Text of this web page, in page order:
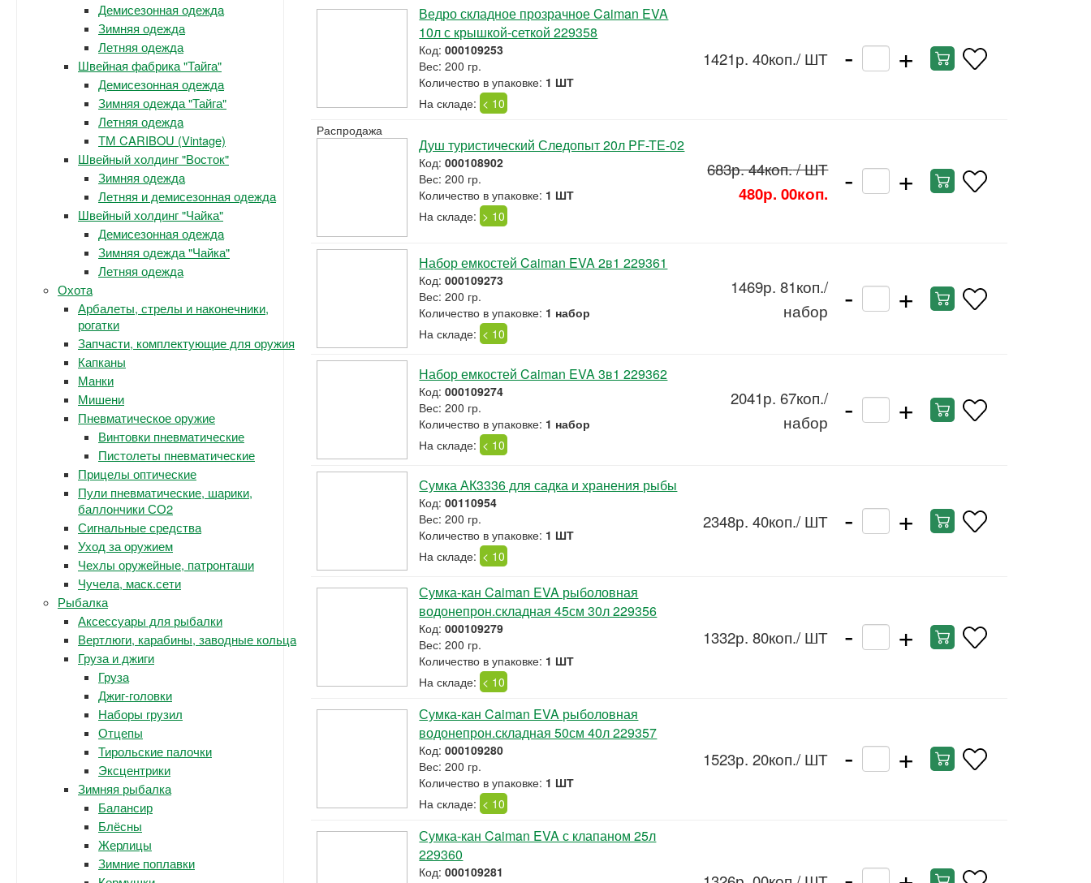
Демисезонная одежда
Зимняя одежда
Летняя одежда
Швейная фабрика "Тайга"
Демисезонная одежда
Зимняя одежда "Тайга"
Летняя одежда
ТМ CARIBOU (Vintage)
Швейный холдинг "Восток"
Зимняя одежда
Летняя и демисезонная одежда
Швейный холдинг "Чайка"
Демисезонная одежда
Зимняя одежда "Чайка"
Летняя одежда
Охота
Арбалеты, стрелы и наконечники,
рогатки
Запчасти, комплектующие для оружия
Капканы
Манки
Мишени
Пневматическое оружие
Винтовки пневматические
Пистолеты пневматические
Прицелы оптические
Пули пневматические, шарики,
баллончики СО2
Сигнальные средства
Уход за оружием
Чехлы оружейные, патронташи
Чучела, маск.сети
Рыбалка
Аксессуары для рыбалки
Вертлюги, карабины, заводные кольца
Груза и джиги
Груза
Джиг-головки
Наборы грузил
Отцепы
Тирольские палочки
Эксцентрики
Зимняя рыбалка
Балансир
Блёсны
Жерлицы
Зимние поплавки
Ведро складное прозрачное Caiman EVA
10л с крышкой-сеткой 229358
Код:000109253
Вес: 200 гр.
Количество в упаковке: 1 ШТ
На складе: < 10
1421р. 40коп./ ШТ - +
Распродажа
Душ туристический Следопыт 20л PF-TE-02
Код:000108902
Вес: 200 гр.
Количество в упаковке: 1 ШТ
На складе: > 10
683р. 44коп./ ШТ
480р. 00коп. - +
Набор емкостей Caiman EVA 2в1 229361
Код:000109273
Вес: 200 гр.
Количество в упаковке: 1 набор
На складе: < 10
1469р. 81коп./
набор
- +
Набор емкостей Caiman EVA 3в1 229362
Код:000109274
Вес: 200 гр.
Количество в упаковке: 1 набор
На складе: < 10
2041р. 67коп./
набор
- +
Сумка АК3336 для садка и хранения рыбы
Код:00110954
Вес: 200 гр.
Количество в упаковке: 1 ШТ
На складе: < 10
2348р. 40коп./ ШТ - +
Сумка-кан Caiman EVA рыболовная
водонепрон.складная 45см 30л 229356
Код:000109279
Вес: 200 гр.
Количество в упаковке: 1 ШТ
На складе: < 10
1332р. 80коп./ ШТ - +
Сумка-кан Caiman EVA рыболовная
водонепрон.складная 50см 40л 229357
Код:000109280
Вес: 200 гр.
Количество в упаковке: 1 ШТ
На складе: < 10
1523р. 20коп./ ШТ - +
Сумка-кан Caiman EVA с клапаном 25л
229360
Код:000109281